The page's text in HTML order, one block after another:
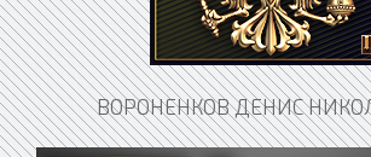
ВОРОНЕНКОВ ДЕНИС